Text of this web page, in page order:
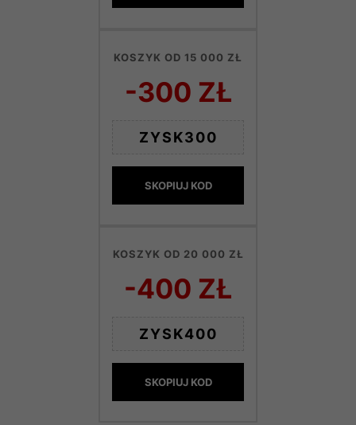
KOSZYK OD 15 000 ZŁ
-300 ZŁ
ZYSK300
SKOPIUJ KOD
KOSZYK OD 20 000 ZŁ
-400 ZŁ
ZYSK400
SKOPIUJ KOD